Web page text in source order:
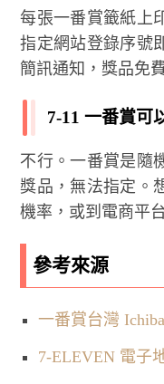
每張一番賞籤紙上
指定網站登錄序號
簡訊通知，獎品免
7-11 一番賞可
不行。一番賞是隨
獎品，無法指定。
機率，或到電商平
參考來源
一番賞台灣
7-ELEVEN 電子